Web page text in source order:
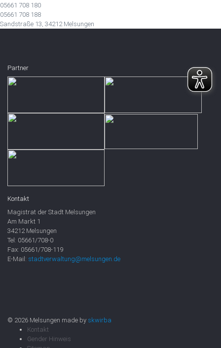
05661 708 180
05661 708 188
Sandstraße 13, 34212 Melsungen
Partner
Kontakt
Magistrat der Stadt Melsungen
Am Markt 1
34212 Melsungen
Tel: 05661/708-0
Fax: 05661/708-119
E-Mail: stadtverwaltung@melsungen.de
© 2026 Melsungen made by skwirba
Kontakt
Gender Hinweis